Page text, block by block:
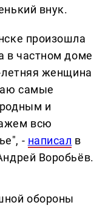
внук.
произошла
в частном доме
летняя женщина
самые
и
всю
- написал в
Воробьёв.
обороны